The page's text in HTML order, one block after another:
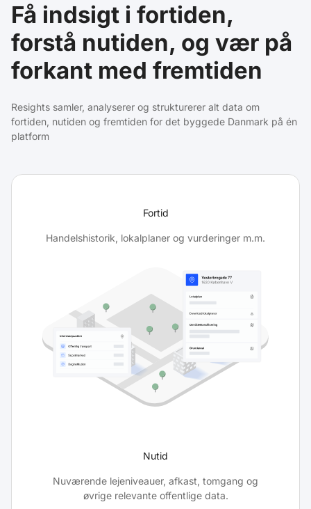
Få indsigt i fortiden,
forstå nutiden, og vær på
forkant med fremtiden
Resights samler, analyserer og strukturerer alt data om
fortiden, nutiden og fremtiden for det byggede Danmark på én
platform
Fortid
Handelshistorik, lokalplaner og vurderinger m.m.
Nutid
Nuværende lejeniveauer, afkast, tomgang og
øvrige relevante offentlige data.